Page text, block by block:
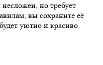
но требует
вы сохраните её
уютно и красиво.